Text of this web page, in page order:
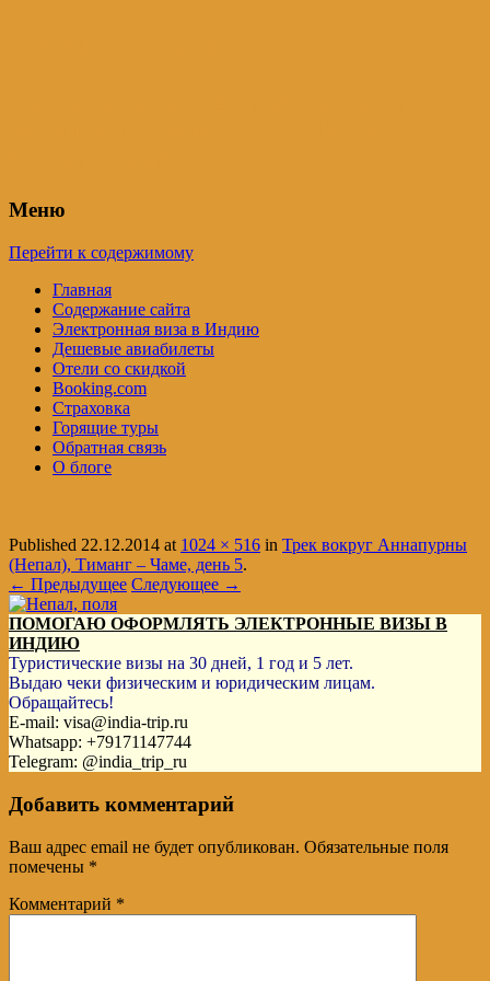
Меню
Перейти к содержимому
Главная
Содержание сайта
Электронная виза в Индию
Дешевые авиабилеты
Отели со скидкой
Booking.com
Страховка
Горящие туры
Обратная связь
О блоге
Published 22.12.2014 at 1024 × 516 in Трек вокруг Аннапурны
(Непал), Тиманг – Чаме, день 5.
← Предыдущее Следующее →
ПОМОГАЮ ОФОРМЛЯТЬ ЭЛЕКТРОННЫЕ ВИЗЫ В
ИНДИЮ
Туристические визы на 30 дней, 1 год и 5 лет.
Выдаю чеки физическим и юридическим лицам.
Обращайтесь!
E-mail: visa@india-trip.ru
Whatsapp: +79171147744
Telegram: @india_trip_ru
Добавить комментарий
Ваш адрес email не будет опубликован. Обязательные поля
помечены *
Комментарий *